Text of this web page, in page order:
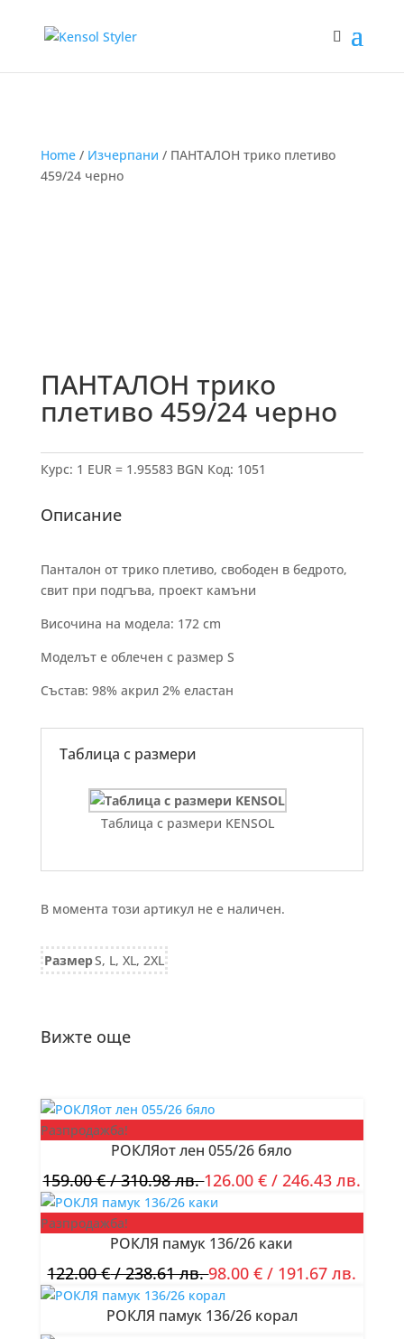
Home/ Изчерпани / ПАНТАЛОН трико плетиво
459/24 черно
ПАНТАЛОН трико
плетиво 459/24 черно
Курс: 1 EUR = 1.95583 BGN Код: 1051
Описание
Панталон от трико плетиво, свободен в бедрото,
свит при подгъва, проект камъни
Височина на модела: 172 cm
Моделът е облечен с размер S
Състав: 98% акрил 2% еластан
Таблица с размери
Таблица с размери KENSOL
В момента този артикул не е наличен.
РазмерS, L, XL, 2XL
Вижте още
Разпродажба!
РОКЛЯот лен 055/26 бяло
159.00€/ 310.98 лв.126.00€ / 246.43 лв.
Разпродажба!
РОКЛЯ памук 136/26 каки
122.00€/ 238.61 лв.98.00€ / 191.67 лв.
РОКЛЯ памук 136/26 корал